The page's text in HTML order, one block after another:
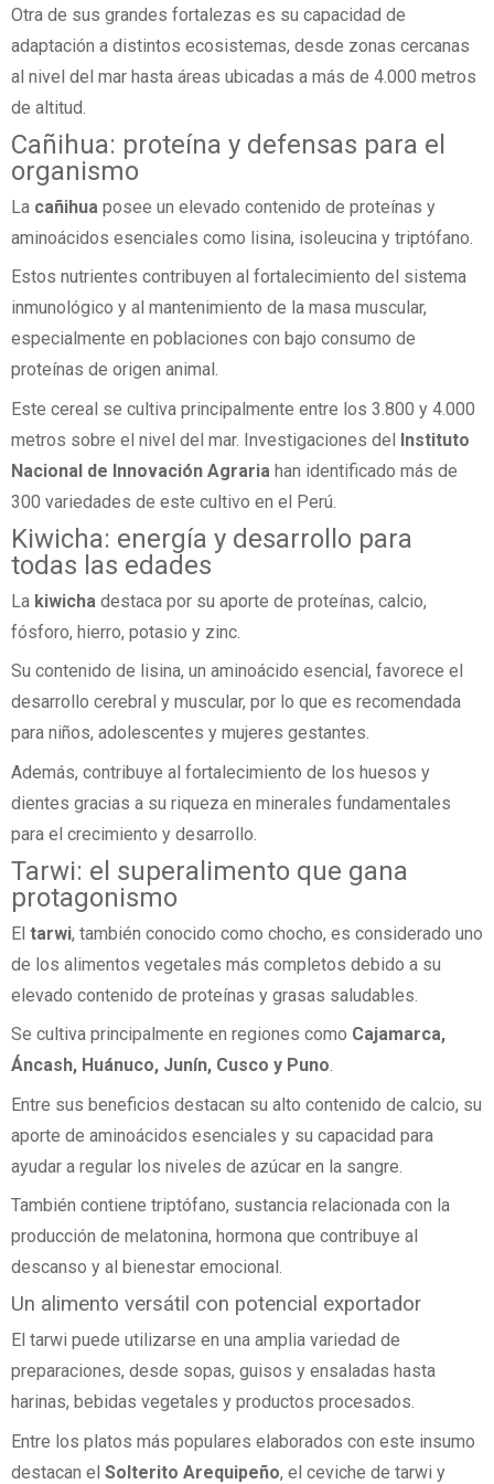
Otra de sus grandes fortalezas es su capacidad de
adaptación a distintos ecosistemas, desde zonas cercanas
al nivel del mar hasta áreas ubicadas a más de 4.000 metros
de altitud.
Cañihua: proteína y defensas para el
organismo
La cañihua posee un elevado contenido de proteínas y
aminoácidos esenciales como lisina, isoleucina y triptófano.
Estos nutrientes contribuyen al fortalecimiento del sistema
inmunológico y al mantenimiento de la masa muscular,
especialmente en poblaciones con bajo consumo de
proteínas de origen animal.
Este cereal se cultiva principalmente entre los 3.800 y 4.000
metros sobre el nivel del mar. Investigaciones del Instituto
Nacional de Innovación Agraria han identificado más de
300 variedades de este cultivo en el Perú.
Kiwicha: energía y desarrollo para
todas las edades
La kiwicha destaca por su aporte de proteínas, calcio,
fósforo, hierro, potasio y zinc.
Su contenido de lisina, un aminoácido esencial, favorece el
desarrollo cerebral y muscular, por lo que es recomendada
para niños, adolescentes y mujeres gestantes.
Además, contribuye al fortalecimiento de los huesos y
dientes gracias a su riqueza en minerales fundamentales
para el crecimiento y desarrollo.
Tarwi: el superalimento que gana
protagonismo
El tarwi, también conocido como chocho, es considerado uno
de los alimentos vegetales más completos debido a su
elevado contenido de proteínas y grasas saludables.
Se cultiva principalmente en regiones como Cajamarca,
Áncash, Huánuco, Junín, Cusco y Puno.
Entre sus beneficios destacan su alto contenido de calcio, su
aporte de aminoácidos esenciales y su capacidad para
ayudar a regular los niveles de azúcar en la sangre.
También contiene triptófano, sustancia relacionada con la
producción de melatonina, hormona que contribuye al
descanso y al bienestar emocional.
Un alimento versátil con potencial exportador
El tarwi puede utilizarse en una amplia variedad de
preparaciones, desde sopas, guisos y ensaladas hasta
harinas, bebidas vegetales y productos procesados.
Entre los platos más populares elaborados con este insumo
destacan el Solterito Arequipeño, el ceviche de tarwi y